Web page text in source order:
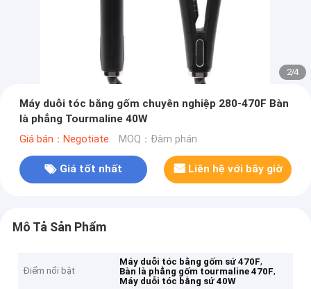
2/4
Máy duỗi tóc bằng gốm chuyên nghiệp 280-470F Bàn
là phẳng Tourmaline 40W
Giá bán：Negotiate MOQ：Đàm phán
Giá tốt nhất Liên hệ với bây giờ
Mô Tả Sản Phẩm
Điểm nổi bật
Máy duỗi tóc bằng gốm sứ 470F,
Bàn là phẳng gốm tourmaline 470F,
Máy duỗi tóc bằng sứ 40W